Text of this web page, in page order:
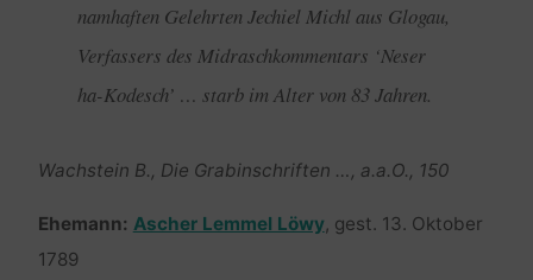
namhaften Gelehrten Jechiel Michl aus Glogau,
Verfassers des Midraschkommentars ‘Neser
ha-Kodesch’ … starb im Alter von 83 Jahren.
Wachstein B., Die Grabinschriften …, a.a.O., 150
Ehemann: Ascher Lemmel Löwy, gest. 13. Oktober
1789